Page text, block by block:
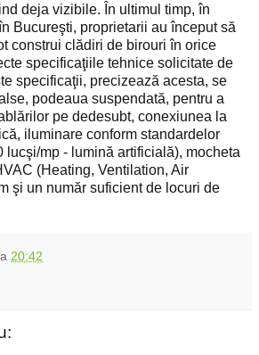
deja vizibile. În ultimul timp, în
Bucureşti, proprietarii au început să
construi clădiri de birouri în orice
specificaţiile tehnice solicitate de
specificaţii, precizează acesta, se
podeaua suspendată, pentru a
pe dedesubt, conexiunea la
iluminare conform standardelor
lucşi/mp - lumină artificială), mocheta
(Heating, Ventilation, Air
şi un număr suficient de locuri de
20:42